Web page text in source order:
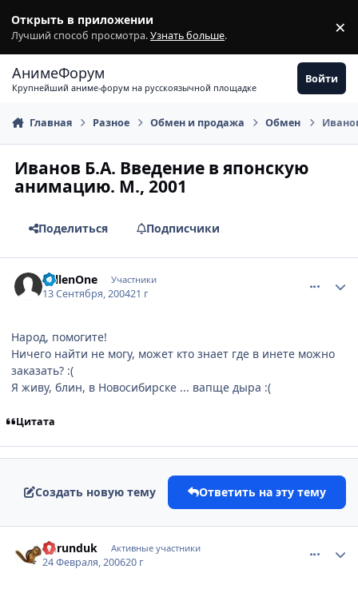
Открыть в приложении
Лучший способ просмотра.Узнать больше. ×
АнимеФорум
Крупнейший аниме-форум на русскоязычной площадке
Войти
Главная Разное Обмен и продажа Обмен
Иванов Б.А. Введение в японскую
анимацию. М., 2001
Поделиться Подписчики
FallenOne Участники
13 Сентября, 200421 г
Народ, помогите!
Ничего найти не могу, может кто знает где в инете можно
заказать? :(
Я живу, блин, в Новосибирске ... вапще дыра :(
Цитата
Создать новую тему Ответить на эту тему
burunduk Активные участники
24 Февраля, 200620 г